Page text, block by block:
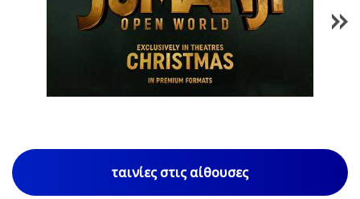
1/85
ταινίες στις αίθουσες